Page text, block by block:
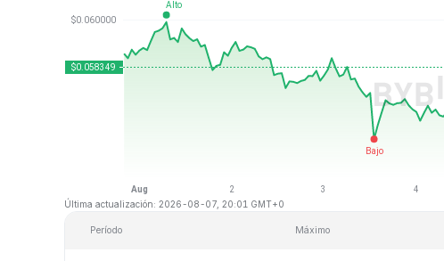
Última actualización: 2026-08-07, 20:01 GMT+0
Período Máximo